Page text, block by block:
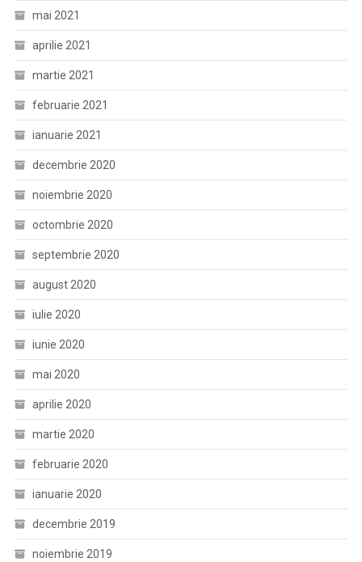
mai 2021
aprilie 2021
martie 2021
februarie 2021
ianuarie 2021
decembrie 2020
noiembrie 2020
octombrie 2020
septembrie 2020
august 2020
iulie 2020
iunie 2020
mai 2020
aprilie 2020
martie 2020
februarie 2020
ianuarie 2020
decembrie 2019
noiembrie 2019